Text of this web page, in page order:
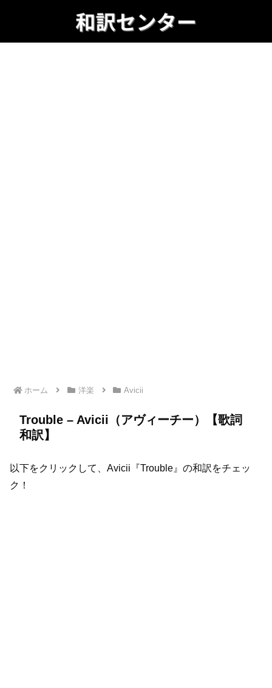
ホーム 洋楽 Avicii
Trouble – Avicii（アヴィーチー）【歌詞
和訳】
以下をクリックして、Avicii『Trouble』の和訳をチェッ
ク！